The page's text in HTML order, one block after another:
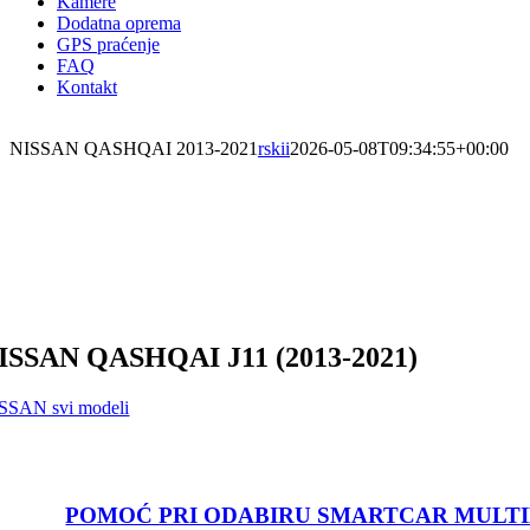
Dodatna oprema
GPS praćenje
FAQ
Kontakt
NISSAN QASHQAI 2013-2021rskii2026-05-08T09:34:55+00:00
QASHQAI J11 (2013-2021)
svi modeli
POMOĆ PRI ODABIRU SMARTCAR